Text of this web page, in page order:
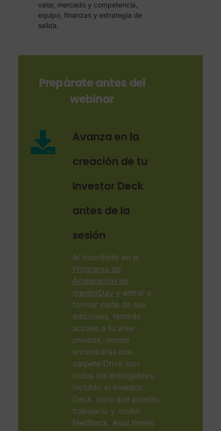
valor, mercado y competencia,
equipo, finanzas y estrategia de
salida.
Prepárate antes del
webinar
Avanza en la
creación de tu
Investor Deck
antes de la
sesión
Al inscribirte en el
Programa de
Aceleración de
mentorDay y entrar a
formar parte de sus
ediciones, tendrás
acceso a tu área
privada, donde
encontrarás una
carpeta Drive con
todos los entregables,
incluido el Investor
Deck, para que puedas
trabajarlo y recibir
feedback. Aquí tienes